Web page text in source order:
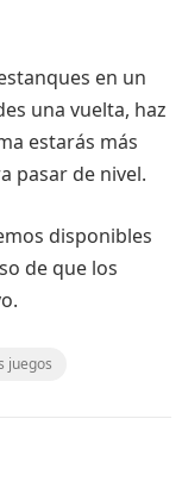
en un
una vuelta, haz
estarás más
pasar de nivel.
disponibles
de que los
juegos